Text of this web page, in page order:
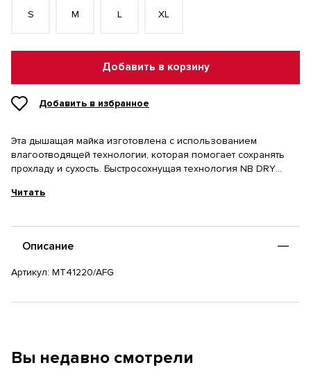
S M L XL
Добавить в корзину
Добавить в избранное
Эта дышащая майка изготовлена с использованием
влагоотводящей технологии, которая помогает сохранять
прохладу и сухость. Быстросохнущая технология NB DRY
тренировок. Без рукавов. Светоотражающий логотип.
Читать
Описание
Артикул: MT41220/AFG
Вы недавно смотрели